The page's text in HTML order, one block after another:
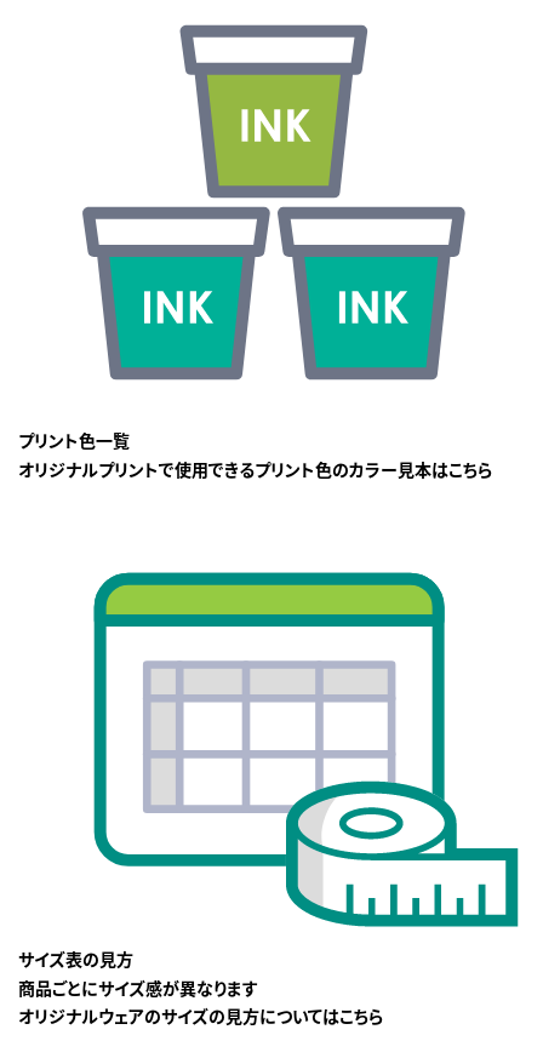
プリント色一覧
オリジナルプリントで使用できるプリント色のカラー見本はこちら
サイズ表の見方
商品ごとにサイズ感が異なります
オリジナルウェアのサイズの見方についてはこちら